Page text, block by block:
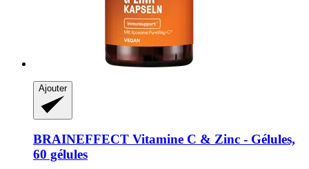
Ajouter
BRAINEFFECT Vitamine C & Zinc -​ Gélules,
60 gélules